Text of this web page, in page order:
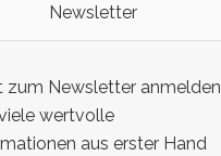
Newsletter
zum Newsletter anmelden
wertvolle
aus erster Hand